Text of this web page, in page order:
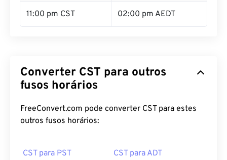
11:00 pm CST 02:00 pm AEDT
Converter CST para outros
fusos horários
FreeConvert.com pode converter CST para estes
outros fusos horários:
CST para PST CST para ADT